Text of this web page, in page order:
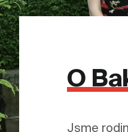
O
Jsme